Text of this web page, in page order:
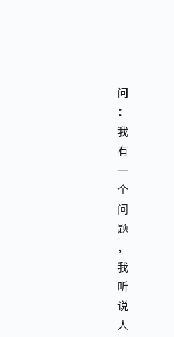
问
：
我
有
一
个
问
题
，
我
听
说
人